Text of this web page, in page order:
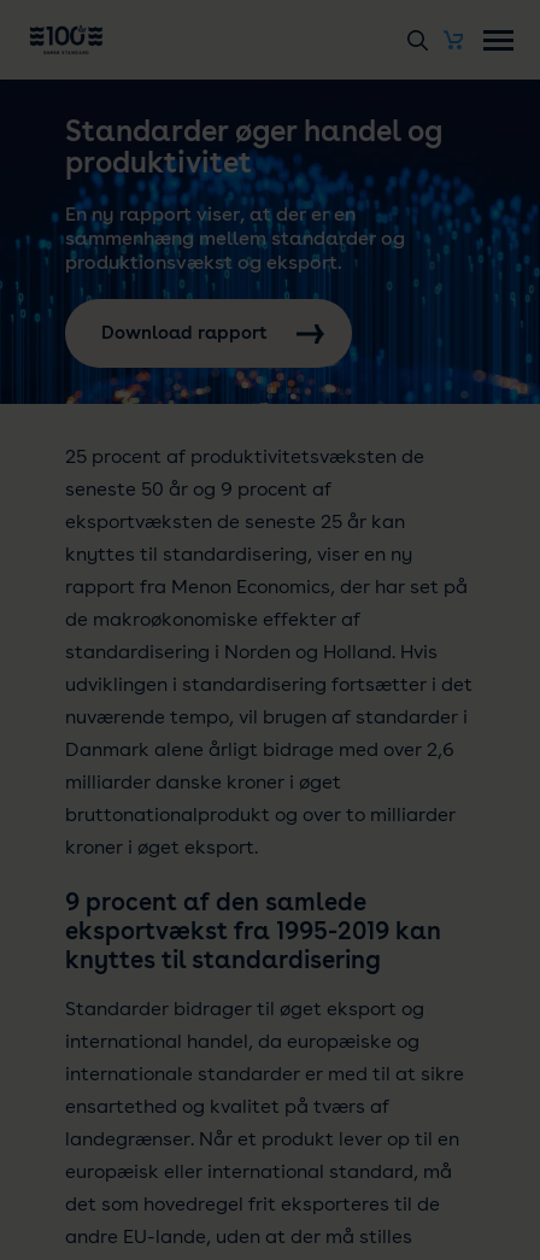
Standarder øger handel og
produktivitet
En ny rapport viser, at der er en
sammenhæng mellem standarder og
produktionsvækst og eksport.
Download rapport
25 procent af produktivitetsvæksten de
seneste 50 år og 9 procent af
eksportvæksten de seneste 25 år kan
knyttes til standardisering, viser en ny
rapport fra Menon Economics, der har set på
de makroøkonomiske effekter af
standardisering i Norden og Holland. Hvis
udviklingen i standardisering fortsætter i det
nuværende tempo, vil brugen af standarder i
Danmark alene årligt bidrage med over 2,6
milliarder danske kroner i øget
bruttonationalprodukt og over to milliarder
kroner i øget eksport.
9 procent af den samlede
eksportvækst fra 1995-2019 kan
knyttes til standardisering
Standarder bidrager til øget eksport og
international handel, da europæiske og
internationale standarder er med til at sikre
ensartethed og kvalitet på tværs af
landegrænser. Når et produkt lever op til en
europæisk eller international standard, må
det som hovedregel frit eksporteres til de
andre EU-lande, uden at der må stilles